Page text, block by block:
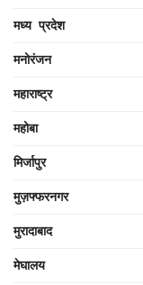
मध्य प्रदेश
मनोरंजन
महाराष्ट्र
महोबा
मिर्जापुर
मुज़फ्फरनगर
मुरादाबाद
मेघालय